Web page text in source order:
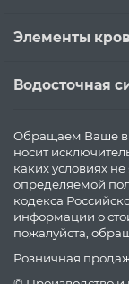
Элементы
Водосточная
Обращаем Ваше
носит
каких условиях
определяемой
кодекса
информации о
пожалуйста,
Розничная